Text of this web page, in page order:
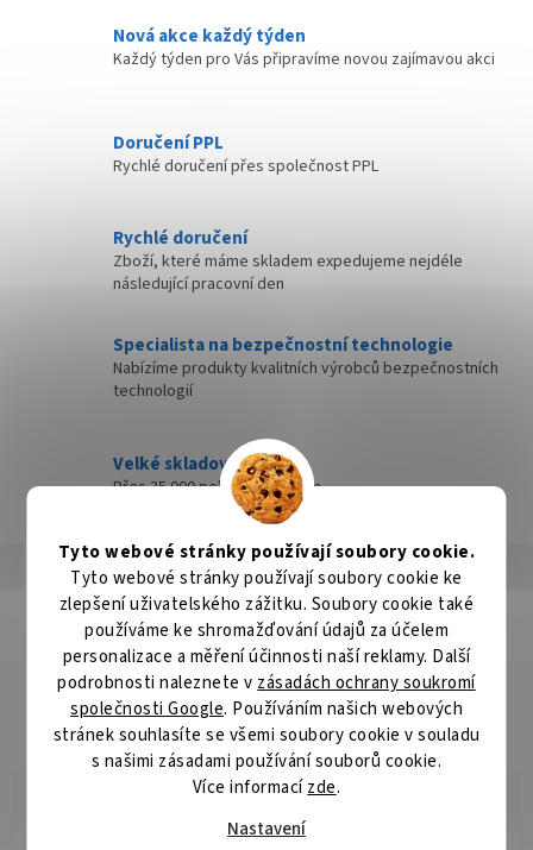
Tyto webové stránky používají soubory cookie.
Tyto webové stránky používají soubory cookie ke
zlepšení uživatelského zážitku. Soubory cookie také
používáme ke shromažďování údajů za účelem
personalizace a měření účinnosti naší reklamy. Další
podrobnosti naleznete v zásadách ochrany soukromí
společnosti Google. Používáním našich webových
stránek souhlasíte se všemi soubory cookie v souladu
s našimi zásadami používání souborů cookie.
Více informacízde.
Nastavení
Nová akce každý týden
Každý týden pro Vás připravíme novou zajímavou akci
Doručení PPL
Rychlé doručení přes společnost PPL
Rychlé doručení
Zboží, které máme skladem expedujeme nejdéle
následující pracovní den
Specialista na bezpečnostní technologie
Nabízíme produkty kvalitních výrobců bezpečnostních
technologií
Velké skladové zásoby
Přes 35 000 položek skladem
Popis Hodnocení Diskuze
Detailní popis produktu
Pilové kotouče se zapuštěnými zuby jsou vhodné pro řezání
sukovitého dřeva nebo stavebního dřeva okružními pilami.
Speciální úprava zubů zaručuje dlouhou životnost kotouče.